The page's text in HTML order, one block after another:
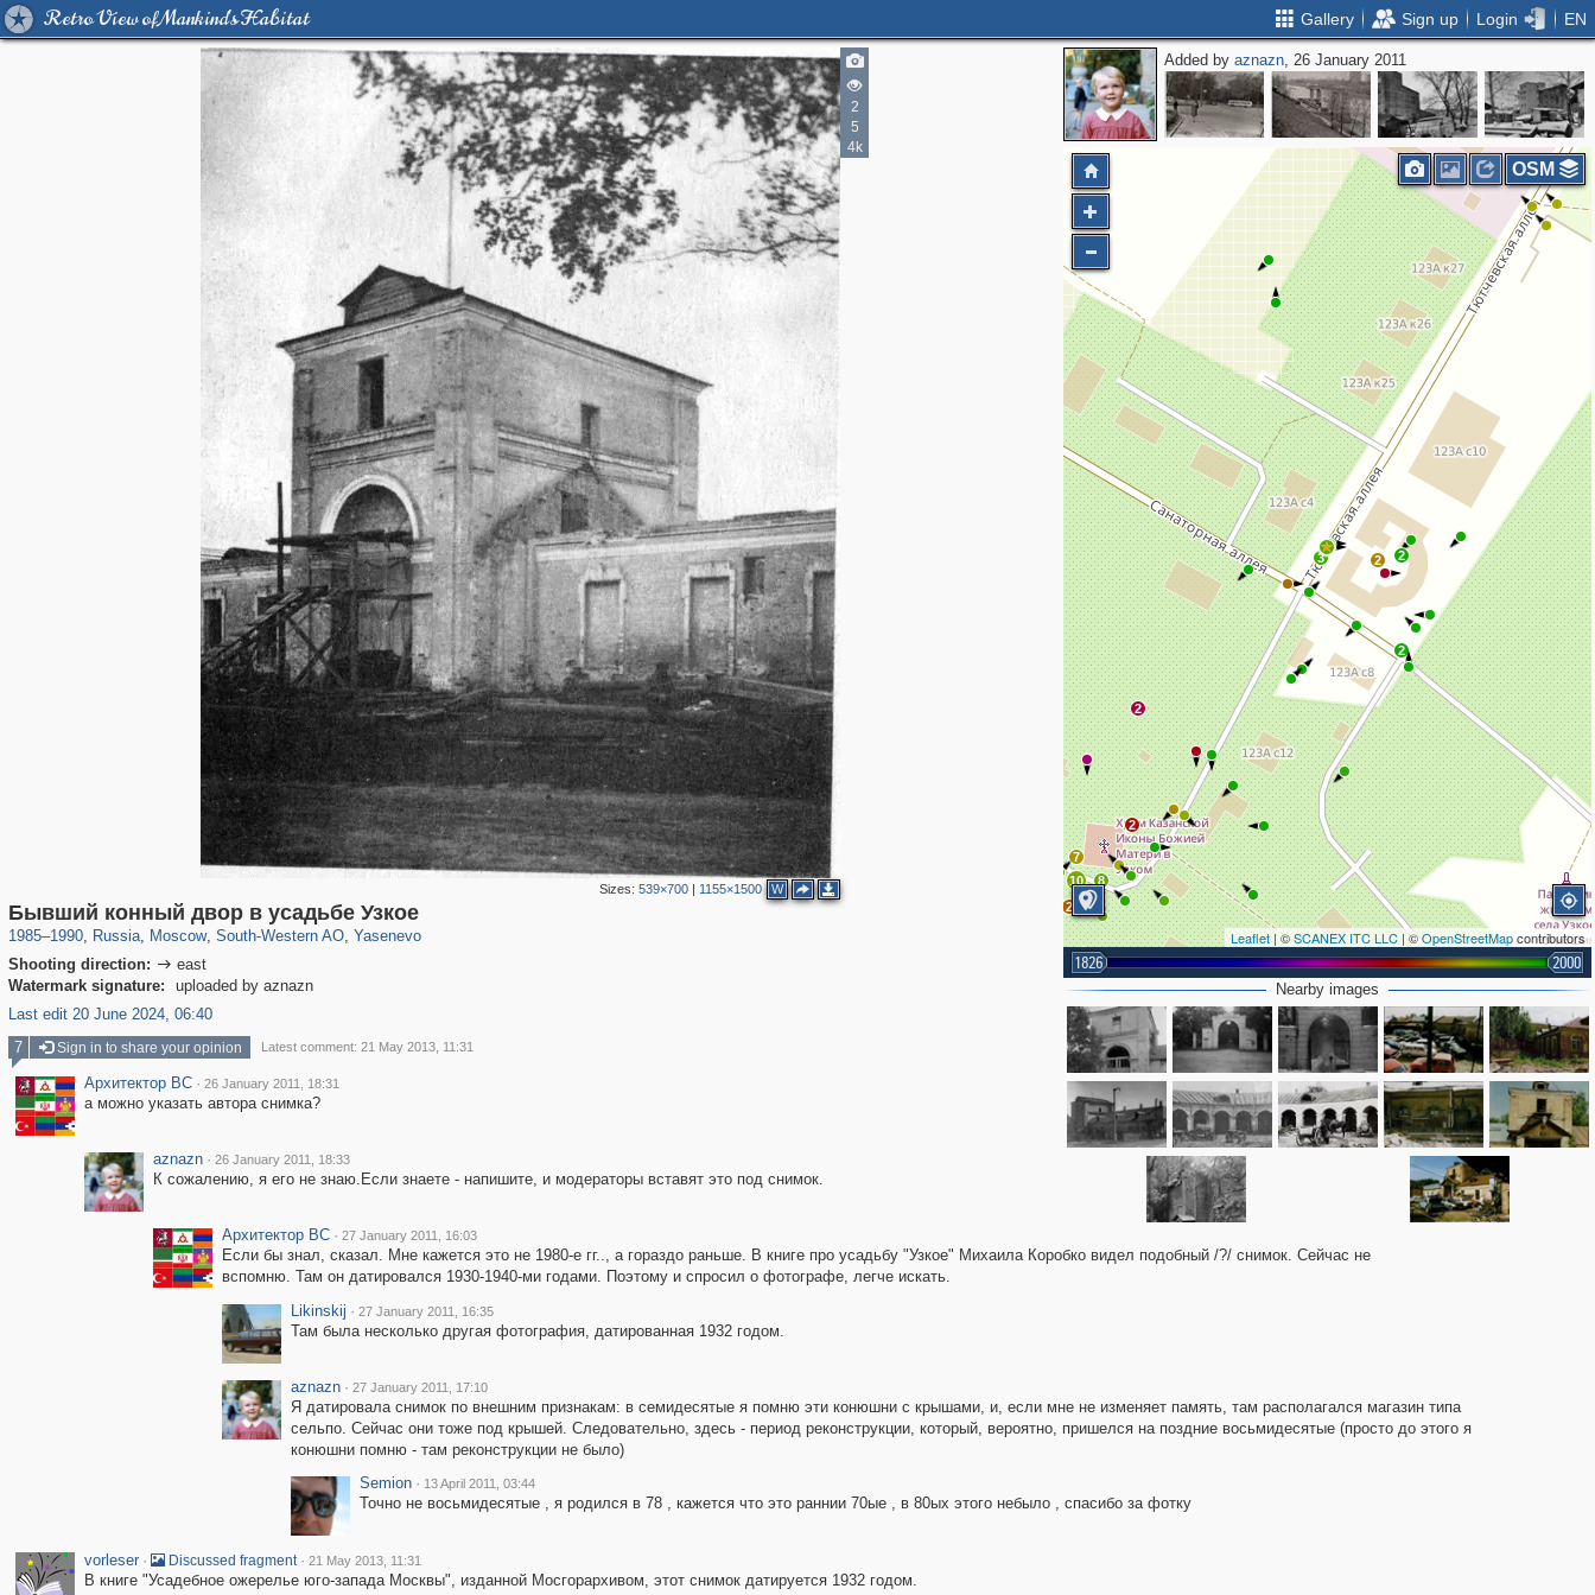
Retro View of Mankind's Habitat Gallery Sign up Login EN
2
5
4k
Sizes:539×700 | 1155×1500 W
Бывший конный двор в усадьбе Узкое
1985–1990, Russia
1,406,929 29,248
, Moscow
319,861 8,286
, South-Western AO
12,415 76
, Yasenevo
1,288 5
Shooting direction:  east
Watermark signature:
uploaded by aznazn
Last edit 20 June 2024, 06:40
Added byaznazn, 26 January 2011
2
2
2
3
2
2
7
10
8
2
2
Leaflet | ©SCANEX ITC LLC | ©OpenStreetMapcontributors
1826 2000
OSM
Nearby images
7 Sign in to share your opinion Latest comment: 21 May 2013, 11:31
Архитектор ВС · 26 January 2011, 18:31
а можно указать автора снимка?
aznazn · 26 January 2011, 18:33
К сожалению, я его не знаю.Если знаете - напишите, и модераторы вставят это под снимок.
Архитектор ВС · 27 January 2011, 16:03
Если бы знал, сказал. Мне кажется это не 1980-е гг.., а гораздо раньше. В книге про усадьбу "Узкое" Михаила Коробко видел подобный /?/ снимок. Сейчас не
вспомню. Там он датировался 1930-1940-ми годами. Поэтому и спросил о фотографе, легче искать.
Likinskij · 27 January 2011, 16:35
Там была несколько другая фотография, датированная 1932 годом.
aznazn · 27 January 2011, 17:10
Я датировала снимок по внешним признакам: в семидесятые я помню эти конюшни с крышами, и, если мне не изменяет память, там располагался магазин типа
сельпо. Сейчас они тоже под крышей. Следовательно, здесь - период реконструкции, который, вероятно, пришелся на поздние восьмидесятые (просто до этого я
конюшни помню - там реконструкции не было)
Semion · 13 April 2011, 03:44
Точно не восьмидесятые , я родился в 78 , кажется что это раннии 70ые , в 80ых этого небыло , спасибо за фотку
vorleser · Discussed fragment · 21 May 2013, 11:31
В книге "Усадебное ожерелье юго-запада Москвы", изданной Мосгорархивом, этот снимок датируется 1932 годом.